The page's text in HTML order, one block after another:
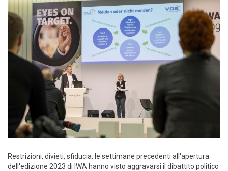
Restrizioni, divieti, sfiducia: le settimane precedenti all'apertura
dell'edizione 2023 di IWA hanno visto aggravarsi il dibattito politico